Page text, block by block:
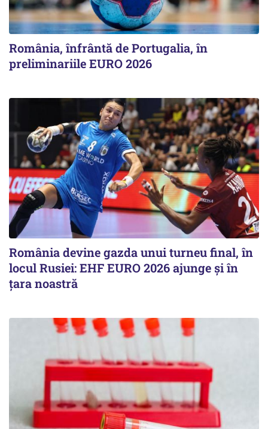
România, înfrântă de Portugalia, în
preliminariile EURO 2026
România devine gazda unui turneu final, în
locul Rusiei: EHF EURO 2026 ajunge și în
țara noastră